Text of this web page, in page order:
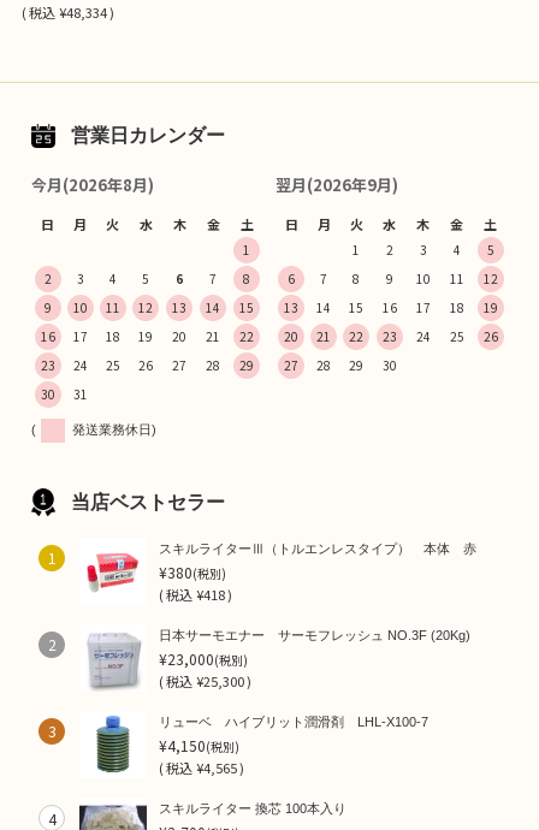
(税込¥48,334 )
営業日カレンダー
今月(2026年8月)
日 月 火 水 木 金 土
1
2
3 4 5 6 7
8
9
10 11 12 13 14
15
16
17 18 19 20 21
22
23
24 25 26 27 28
29
30
31
翌月(2026年9月)
日 月 火 水 木 金 土
1 2 3 4
5
6
7 8 9 10 11
12
13
14 15 16 17 18
19
20
21 22 23 24 25
26
27
28 29 30
( 発送業務休日)
当店ベストセラー
1 スキルライターⅢ（トルエンレスタイプ） 本体 赤
¥380(税別)
(税込¥418 )
2 日本サーモエナー サーモフレッシュ NO.3F (20Kg)
¥23,000(税別)
(税込¥25,300 )
3 リューベ ハイブリット潤滑剤 LHL-X100-7
¥4,150(税別)
(税込¥4,565 )
4 スキルライター 換芯 100本入り